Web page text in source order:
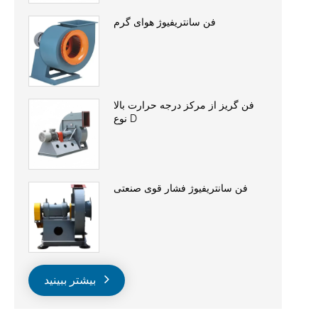
فن سانتریفیوژ هوای گرم
فن گریز از مرکز درجه حرارت بالا
نوع D
فن سانتریفیوژ فشار قوی صنعتی